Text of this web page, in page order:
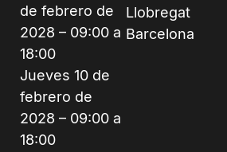
de febrero de
2028 – 09:00 a
18:00
Jueves 10 de
febrero de
2028 – 09:00 a
18:00
Llobregat
Barcelona